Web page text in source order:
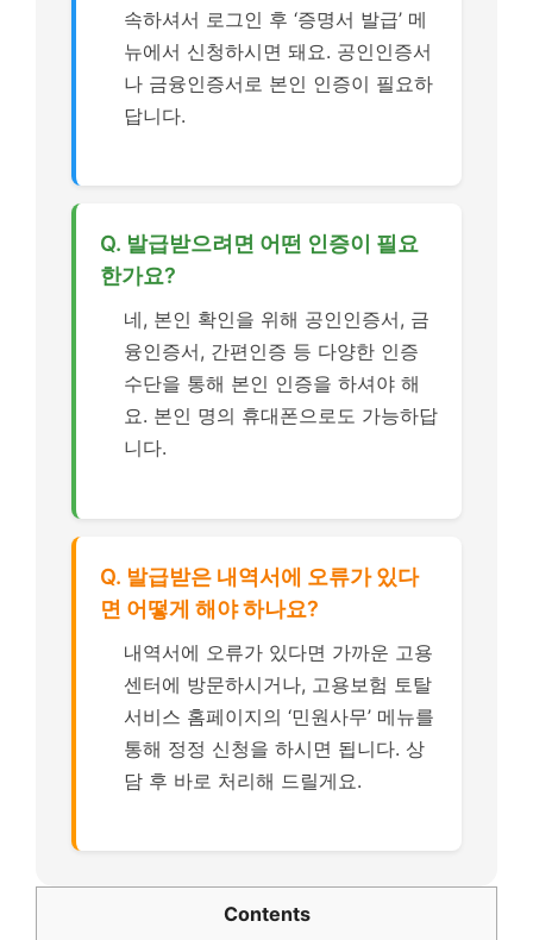
속하셔서 로그인 후 ‘증명서 발급’ 메
뉴에서 신청하시면 돼요. 공인인증서
나 금융인증서로 본인 인증이 필요하
답니다.
Q. 발급받으려면 어떤 인증이 필요
한가요?
네, 본인 확인을 위해 공인인증서, 금
융인증서, 간편인증 등 다양한 인증
수단을 통해 본인 인증을 하셔야 해
요. 본인 명의 휴대폰으로도 가능하답
니다.
Q. 발급받은 내역서에 오류가 있다
면 어떻게 해야 하나요?
내역서에 오류가 있다면 가까운 고용
센터에 방문하시거나, 고용보험 토탈
서비스 홈페이지의 ‘민원사무’ 메뉴를
통해 정정 신청을 하시면 됩니다. 상
담 후 바로 처리해 드릴게요.
Contents